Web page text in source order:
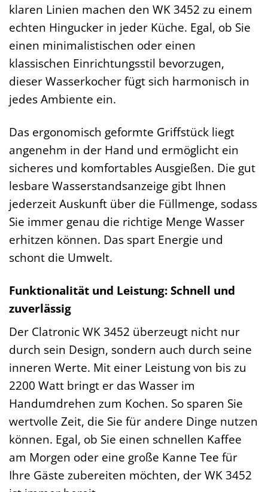
klaren Linien machen den WK 3452 zu einem
echten Hingucker in jeder Küche. Egal, ob Sie
einen minimalistischen oder einen
klassischen Einrichtungsstil bevorzugen,
dieser Wasserkocher fügt sich harmonisch in
jedes Ambiente ein.
Das ergonomisch geformte Griffstück liegt
angenehm in der Hand und ermöglicht ein
sicheres und komfortables Ausgießen. Die gut
lesbare Wasserstandsanzeige gibt Ihnen
jederzeit Auskunft über die Füllmenge, sodass
Sie immer genau die richtige Menge Wasser
erhitzen können. Das spart Energie und
schont die Umwelt.
Funktionalität und Leistung: Schnell und
zuverlässig
Der Clatronic WK 3452 überzeugt nicht nur
durch sein Design, sondern auch durch seine
inneren Werte. Mit einer Leistung von bis zu
2200 Watt bringt er das Wasser im
Handumdrehen zum Kochen. So sparen Sie
wertvolle Zeit, die Sie für andere Dinge nutzen
können. Egal, ob Sie einen schnellen Kaffee
am Morgen oder eine große Kanne Tee für
Ihre Gäste zubereiten möchten, der WK 3452